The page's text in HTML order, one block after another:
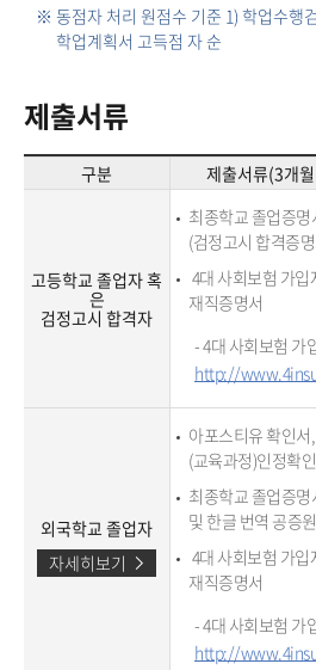
※ 동점자 처리 원점수 기준 1) 학업수행
학업계획서 고득점 자 순
제출서류
구분 제출서류(3개
고등학교 졸업자 혹
은
검정고시 합격자
최종학교 졸업증
(검정고시 합격증
4대 사회보험 가
재직증명서
- 4대 사회보험 가
http://
외국학교 졸업자
자세히보기
아포스티유 확인
(교육과정)인정확
최종학교 졸업증
및 한글 번역 공증
4대 사회보험 가
재직증명서
- 4대 사회보험 가
http://